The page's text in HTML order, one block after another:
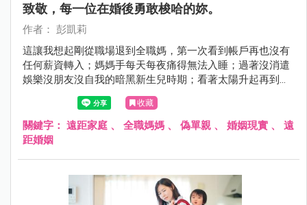
致敬，每一位在婚後勇敢梭哈的妳。
作者： 彭凱莉
這讓我想起剛從職場退到全職媽，第一次看到帳戶再也沒有
任何薪資轉入；媽媽手每天每夜痛得無法入睡；過著沒消遣
娛樂沒朋友沒自我的暗黑新生兒時期；看著太陽升起再到日
落卻原地踏步的日子，除了孩子我什麼都沒有⋯那時我才發
現，原來當媽媽不是失去自由那麼簡單，根本就是傾出所有
生理與心理，把自己的人生全梭哈了！
收藏
關鍵字： 遠距家庭 、 全職媽媽 、 偽單親 、 婚姻現實 、 遠
距婚姻